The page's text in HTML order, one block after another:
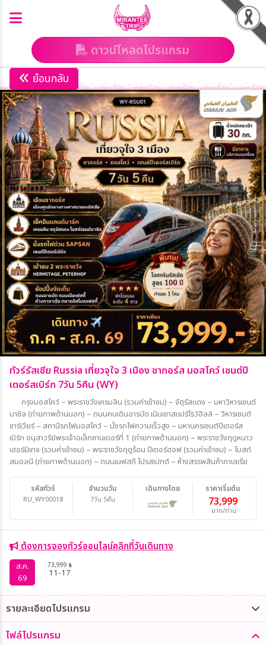
ดาวน์โหลดโปรแกรม
ย้อนกลับ
ทัวร์รัสเซีย Russia เที่ยวจุใจ 3 เมือง ซากอร์ส มอสโคว์ เซนต์ปี
เตอร์สเบิร์ก 7วัน 5คืน (WY)
กรุงมอสโคว์ – พระราชวังเครมลิน (รวมค่าเข้าชม) – จัตุรัสแดง – มหาวิหารเซนต์
บาซิล (ถ่ายภาพด้านนอก) – ถนนคนเดินอารบัต เนินเขาสแปร์โรว์ฮิลล์ – วิหารเซนต์
ซาร์เวียร์ – สถานีรถไฟมอสโคว์ – นั่งรถไฟความเร็วสูง – มหานครเซนต์ปีเตอร์ส
เบิร์ก อนุสาวรีย์พระเจ้าอเล็กซานเดอร์ที่ 1 (ถ่ายภาพด้านนอก) – พระราชวังฤดูหนาว
เฮอร์มิเทจ (รวมค่าเข้าชม) – พระราชวังฤดูร้อน ปีเตอร์ฮอฟ (รวมค่าเข้าชม) – โบสถ์
สมอลนี (ถ่ายภาพด้านนอก) – ถนนเนฟสกี โปรสเปกต์ – ห้างสรรพสินค้ากาเลเรีย
รหัสทัวร์
RU_WY00018
จำนวนวัน
7วัน 5คืน
ราคาเริ่มต้น
73,999
บาท/ท่าน
เดินทางโดย
ต้องการจองทัวร์ออนไลน์คลิกที่วันเดินทาง
ส.ค.
69
73,999 ฿
11-17
รายละเอียดโปรแกรม
ไฟล์โปรแกรม